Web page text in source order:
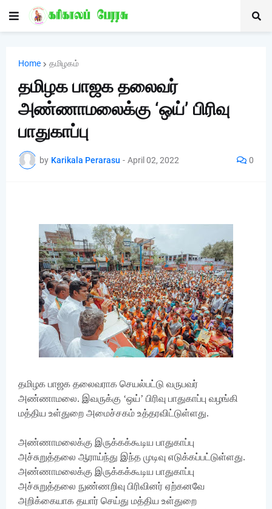
Home தமிழகம்
தமிழக பாஜக தலைவர்
அண்ணாமலைக்கு ‘ஒய்’ பிரிவு
பாதுகாப்பு
by Karikala Perarasu - April 02, 2022 0
தமிழக பாஜக தலைவராக செயல்பட்டு வருபவர்
அண்ணாமலை. இவருக்கு ‘ஒய்’ பிரிவு பாதுகாப்பு வழங்கி
மத்திய உள்துறை அமைச்சகம் உத்தரவிட்டுள்ளது.
அண்ணாமலைக்கு இருக்கக்கூடிய பாதுகாப்பு
அச்சுறுத்தலை ஆராய்ந்து இந்த முடிவு எடுக்கப்பட்டுள்ளது.
அண்ணாமலைக்கு இருக்கக்கூடிய பாதுகாப்பு
அச்சுறுத்தலை நுண்ணறிவு பிரிவினர் ஏற்கனவே
அறிக்கையாக தயார் செய்து மத்திய உள்துறை